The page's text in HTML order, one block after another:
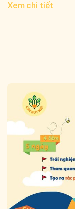
Xem chi tiết